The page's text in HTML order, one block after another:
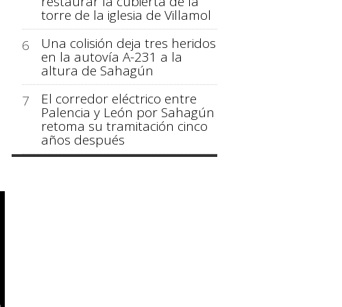
torre de la iglesia de Villamol
6
Una colisión deja tres heridos
en la autovía A-231 a la
altura de Sahagún
7
El corredor eléctrico entre
Palencia y León por Sahagún
retoma su tramitación cinco
años después